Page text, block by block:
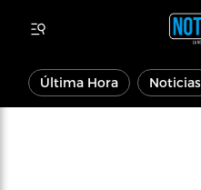
Última Hora Noticias